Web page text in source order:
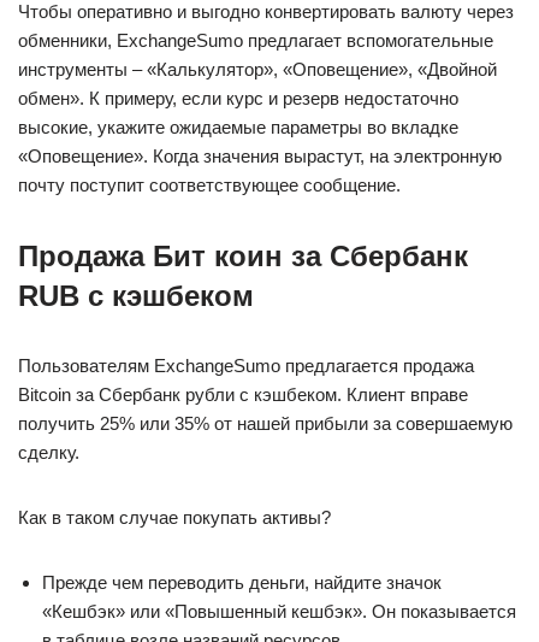
Чтобы оперативно и выгодно конвертировать валюту через
обменники, ExchangeSumo предлагает вспомогательные
инструменты – «Калькулятор», «Оповещение», «Двойной
обмен». К примеру, если курс и резерв недостаточно
высокие, укажите ожидаемые параметры во вкладке
«Оповещение». Когда значения вырастут, на электронную
почту поступит соответствующее сообщение.
Продажа Бит коин за Сбербанк
RUB с кэшбеком
Пользователям ExchangeSumo предлагается продажа
Bitcoin за Сбербанк рубли с кэшбеком. Клиент вправе
получить 25% или 35% от нашей прибыли за совершаемую
сделку.
Как в таком случае покупать активы?
Прежде чем переводить деньги, найдите значок
«Кешбэк» или «Повышенный кешбэк». Он показывается